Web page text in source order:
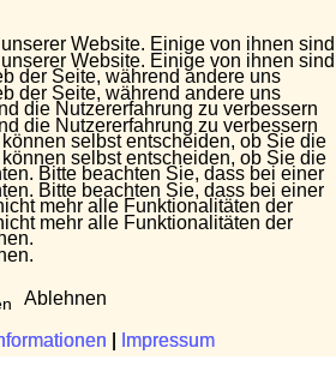
Website. Einige von ihnen sind
der Seite, während andere uns
die Nutzererfahrung zu verbessern
selbst entscheiden, ob Sie die
Bitte beachten Sie, dass bei einer
mehr alle Funktionalitäten der
Impressum
Website. Einige von ihnen sind
der Seite, während andere uns
die Nutzererfahrung zu verbessern
selbst entscheiden, ob Sie die
Bitte beachten Sie, dass bei einer
mehr alle Funktionalitäten der
Ablehnen
Impressum